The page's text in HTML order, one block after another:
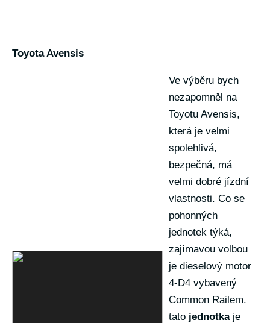
Toyota Avensis
Ve výběru bych
nezapomněl na
Toyotu Avensis,
která je velmi
spolehlivá,
bezpečná, má
velmi dobré jízdní
vlastnosti. Co se
pohonných
jednotek týká,
zajímavou volbou
je dieselový motor
4-D4 vybavený
Common Railem.
tato jednotkaje